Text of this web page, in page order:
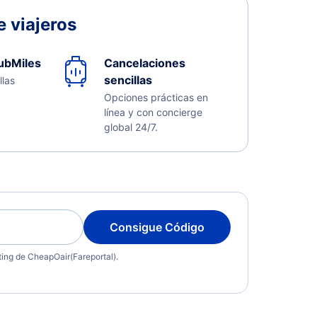
viajeros
Cancelaciones
sencillas
Opciones prácticas en
línea y con concierge
global 24/7.
Consigue Código
de CheapOair(Fareportal).